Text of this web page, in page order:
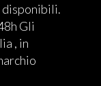
disponibili.
Gli
, in